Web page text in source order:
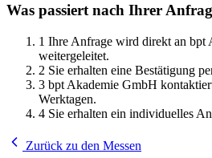
Was passiert nach Ihrer
1 Ihre Anfrage wird direkt an bpt
weitergeleitet.
2 Sie erhalten eine Bestätigung
3 bpt Akademie GmbH
Werktagen.
4 Sie erhalten ein individuelles
Zurück zu den Messen